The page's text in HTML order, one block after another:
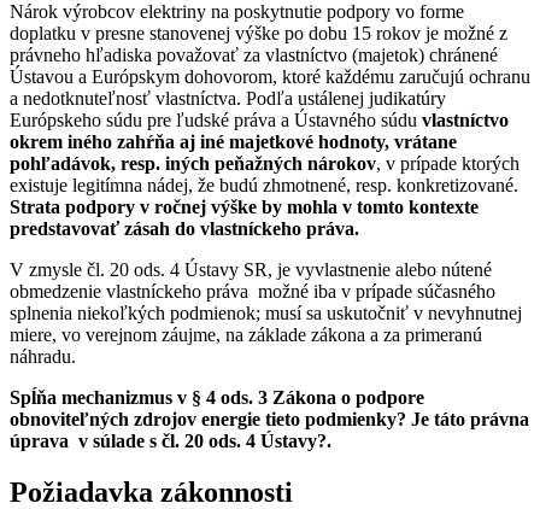
Nárok výrobcov elektriny na poskytnutie podpory vo forme
doplatku v presne stanovenej výške po dobu 15 rokov je možné z
právneho hľadiska považovať za vlastníctvo (majetok) chránené
Ústavou a Európskym dohovorom, ktoré každému zaručujú ochranu
a nedotknuteľnosť vlastníctva. Podľa ustálenej judikatúry
Európskeho súdu pre ľudské práva a Ústavného súdu vlastníctvo
okrem iného zahŕňa aj iné majetkové hodnoty, vrátane
pohľadávok, resp. iných peňažných nárokov, v prípade ktorých
existuje legitímna nádej, že budú zhmotnené, resp. konkretizované.
Strata podpory v ročnej výške by mohla v tomto kontexte
predstavovať zásah do vlastníckeho práva.
V zmysle čl. 20 ods. 4 Ústavy SR, je vyvlastnenie alebo nútené
obmedzenie vlastníckeho práva možné iba v prípade súčasného
splnenia niekoľkých podmienok; musí sa uskutočniť v nevyhnutnej
miere, vo verejnom záujme, na základe zákona a za primeranú
náhradu.
Spĺňa mechanizmus v § 4 ods. 3 Zákona o podpore
obnoviteľných zdrojov energie tieto podmienky? Je táto právna
úprava v súlade s čl. 20 ods. 4 Ústavy?.
Požiadavka zákonnosti